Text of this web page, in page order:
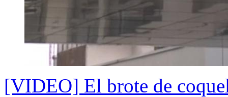
[VIDEO] El brote de